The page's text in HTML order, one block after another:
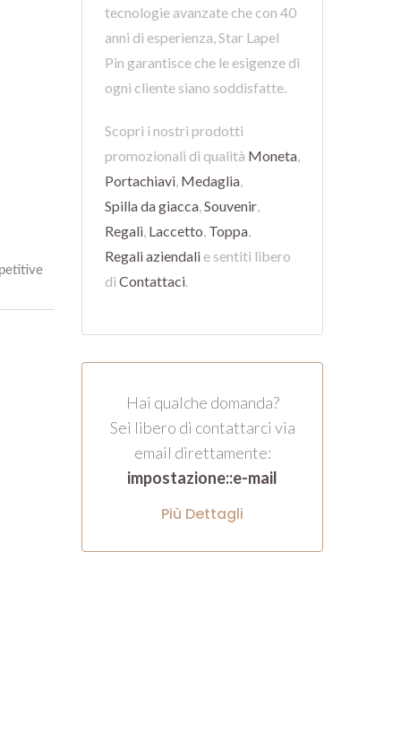
tecnologie avanzate che con 40
anni di esperienza, Star Lapel
Pin garantisce che le esigenze di
ogni cliente siano soddisfatte.
Scopri i nostri prodotti
promozionali di qualità Moneta,
Portachiavi, Medaglia,
Spilla da giacca,Souvenir,
Regali, Laccetto, Toppa,
Regali aziendali e sentiti libero
di Contattaci.
Hai qualche domanda?
Sei libero di contattarci via
email direttamente:
impostazione::e-mail
Più Dettagli